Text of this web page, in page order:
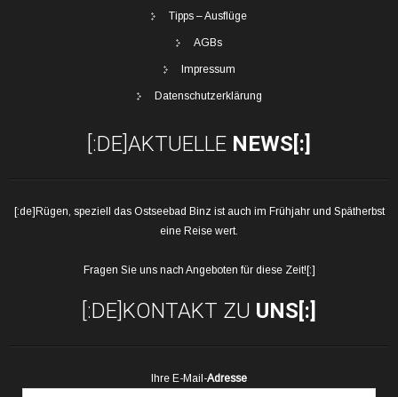
Tipps – Ausflüge
AGBs
Impressum
Datenschutzerklärung
[:DE]AKTUELLE NEWS[:]
[:de]Rügen, speziell das Ostseebad Binz ist auch im Frühjahr und Spätherbst
eine Reise wert.
Fragen Sie uns nach Angeboten für diese Zeit![:]
[:DE]KONTAKT ZU UNS[:]
Ihre E-Mail-Adresse